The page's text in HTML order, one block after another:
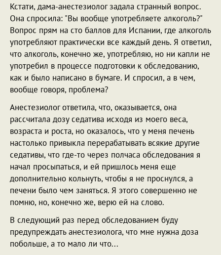
Кстати, дама-анестезиолог задала странный вопрос.
Она спросила: "Вы вообще употребляете алкоголь?"
Вопрос прям на сто баллов для Испании, где алкоголь
употребляют практически все каждый день. Я ответил,
что алкоголь, конечно же, употребляю, но ни капли не
употребил в процессе подготовки к обследованию,
как и было написано в бумаге. И спросил, а в чем,
вообще говоря, проблема?
Анестезиолог ответила, что, оказывается, она
рассчитала дозу седатива исходя из моего веса,
возраста и роста, но оказалось, что у меня печень
настолько привыкла перерабатывать всякие другие
седативы, что где-то через полчаса обследования я
начал просыпаться, и ей пришлось меня еще
дополнительно кольнуть, чтобы я не проснулся, а
печени было чем заняться. Я этого совершенно не
помню, но, конечно же, верю ей на слово.
В следующий раз перед обследованием буду
предупреждать анестезиолога, что мне нужна доза
побольше, а то мало ли что...